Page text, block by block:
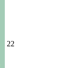
22